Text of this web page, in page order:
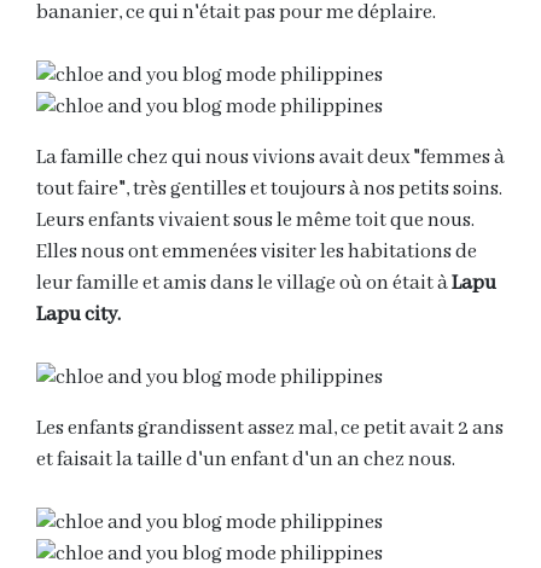
bananier, ce qui n'était pas pour me déplaire.
La famille chez qui nous vivions avait deux "femmes à
tout faire", très gentilles et toujours à nos petits soins.
Leurs enfants vivaient sous le même toit que nous.
Elles nous ont emmenées visiter les habitations de
leur famille et amis dans le village où on était àLapu
Lapu city.
Les enfants grandissent assez mal, ce petit avait 2 ans
et faisait la taille d'un enfant d'un an chez nous.